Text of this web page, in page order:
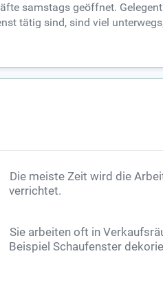
samstags geöffnet.
tätig sind, sind viel
Die meiste Zeit wird die
verrichtet.
Sie arbeiten oft in
Beispiel Schaufenster